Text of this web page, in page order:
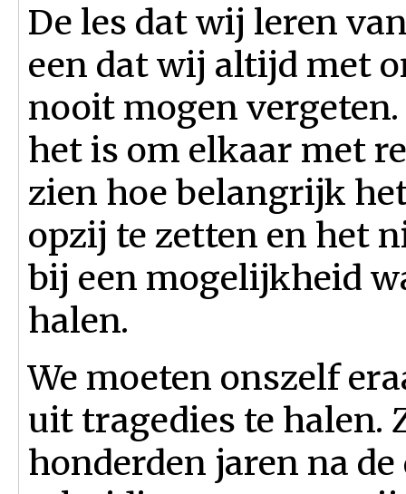
De les dat wij leren
een dat wij altijd met
nooit mogen
het is om elkaar met
zien hoe belangrijk
opzij te zetten en het
bij een mogelijkheid
halen.
We moeten onszelf
uit tragedies te halen.
honderden jaren na de